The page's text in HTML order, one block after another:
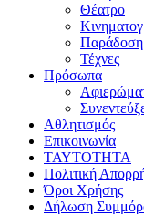
Θέατρο
Παράδοση
Τέχνες
Πρόσωπα
Αθλητισμός
Επικοινωνία
ΤΑΥΤΟΤΗΤΑ
Πολιτική
Όροι Χρήσης
Δήλωση